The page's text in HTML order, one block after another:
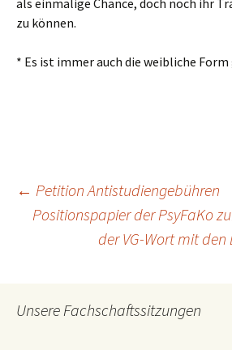
als einmalige Chance, doch noch ihr
zu können.
* Es ist immer auch die weibliche
← Petition Antistudiengebühren
Positionspapier der PsyFaKo
der VG-Wort mit
Unsere Fachschaftssitzungen